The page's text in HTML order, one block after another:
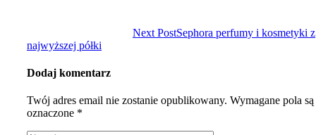
Next PostSephora perfumy i kosmetyki z
najwyższej półki
Dodaj komentarz
Twój adres email nie zostanie opublikowany. Wymagane pola są
oznaczone *